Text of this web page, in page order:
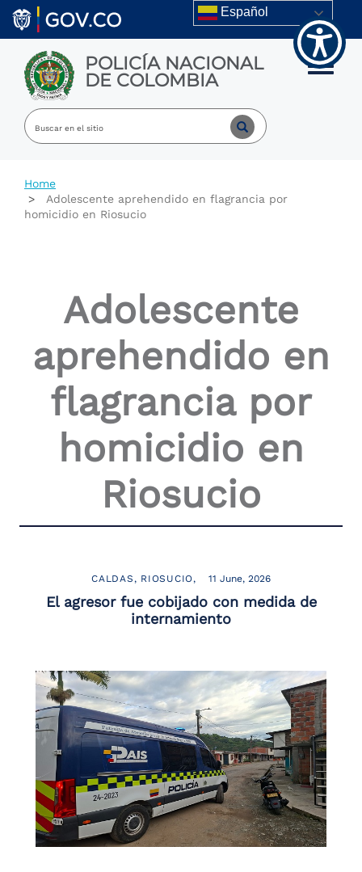
Welcome
All
Accessibility
screen
reader.
Accessibility
shortcut
activates
Skip to main content Español
POLICÍA NACIONAL
DE COLOMBIA Toggle
Home
Adolescente aprehendido en flagrancia por
homicidio en Riosucio
Adolescente
aprehendido en
flagrancia por
homicidio en
Riosucio
CALDAS RIOSUCIO 11 June, 2026
El agresor fue cobijado con medida de
internamiento